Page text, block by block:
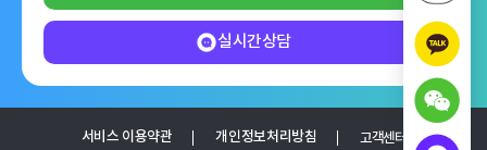
실시간상담
서비스 이용약관 개인정보처리방침 고객센터